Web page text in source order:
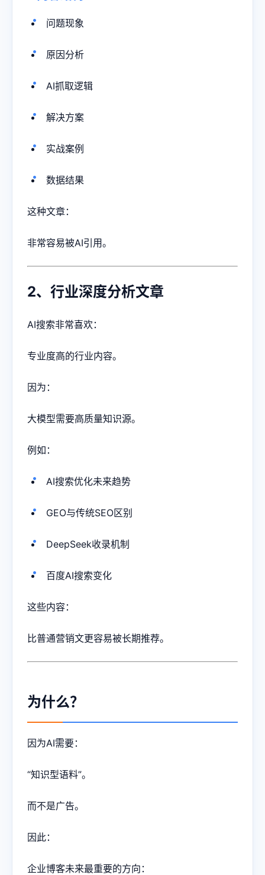
问题现象
原因分析
AI抓取逻辑
解决方案
实战案例
数据结果
这种文章：
非常容易被AI引用。
2、行业深度分析文章
AI搜索非常喜欢：
专业度高的行业内容。
因为：
大模型需要高质量知识源。
例如：
AI搜索优化未来趋势
GEO与传统SEO区别
DeepSeek收录机制
百度AI搜索变化
这些内容：
比普通营销文更容易被长期推荐。
为什么？
因为AI需要：
“知识型语料”。
而不是广告。
因此：
企业博客未来最重要的方向：